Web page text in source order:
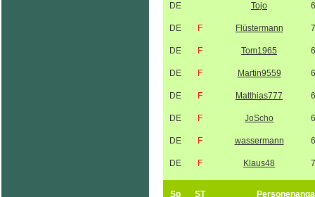
DE Tojo
DE F Flüstermann
DE F Tom1965
DE F Martin9559
DE F Matthias777
DE F JoScho
DE F wassermann
DE F Klaus48
Sp ST